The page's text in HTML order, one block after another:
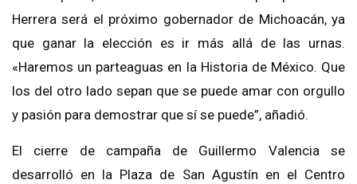
Herrera será el próximo gobernador de Michoacán, ya
que ganar la elección es ir más allá de las urnas.
«Haremos un parteaguas en la Historia de México. Que
los del otro lado sepan que se puede amar con orgullo
y pasión para demostrar que sí se puede”, añadió.
El cierre de campaña de Guillermo Valencia se
desarrolló en la Plaza de San Agustín en el Centro